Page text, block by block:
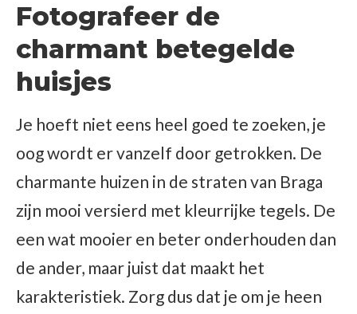
Fotografeer de
charmant betegelde
huisjes
Je hoeft niet eens heel goed te zoeken, je
oog wordt er vanzelf door getrokken. De
charmante huizen in de straten van Braga
zijn mooi versierd met kleurrijke tegels. De
een wat mooier en beter onderhouden dan
de ander, maar juist dat maakt het
karakteristiek. Zorg dus dat je om je heen